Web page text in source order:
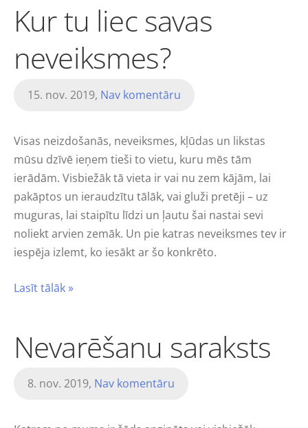
Kur tu liec savas
neveiksmes?
15. nov. 2019, Nav komentāru
Visas neizdošanās, neveiksmes, kļūdas un likstas
mūsu dzīvē ieņem tieši to vietu, kuru mēs tām
ierādām. Visbiežāk tā vieta ir vai nu zem kājām, lai
pakāptos un ieraudzītu tālāk, vai gluži pretēji – uz
muguras, lai staipītu līdzi un ļautu šai nastai sevi
noliekt arvien zemāk. Un pie katras neveiksmes tev ir
iespēja izlemt, ko iesākt ar šo konkrēto.
Lasīt tālāk »
Nevarēšanu saraksts
8. nov. 2019, Nav komentāru